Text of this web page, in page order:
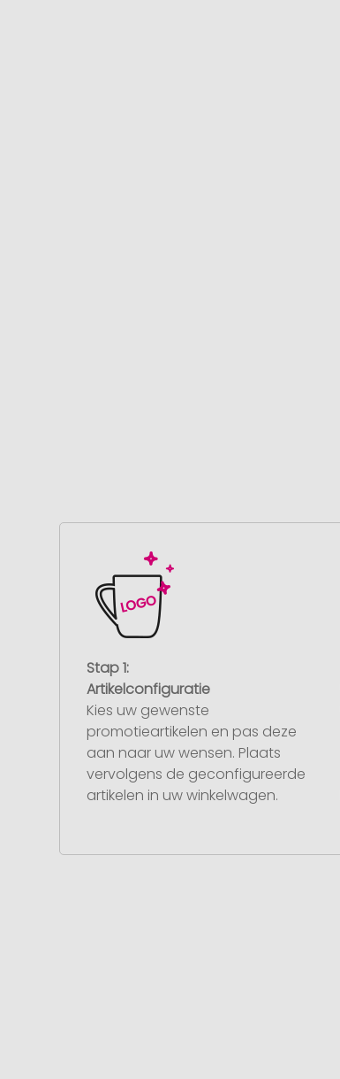
Stap 1:
Artikelconfiguratie
Kies uw gewenste
promotieartikelen en pas deze
aan naar uw wensen. Plaats
vervolgens de geconfigureerde
artikelen in uw winkelwagen.